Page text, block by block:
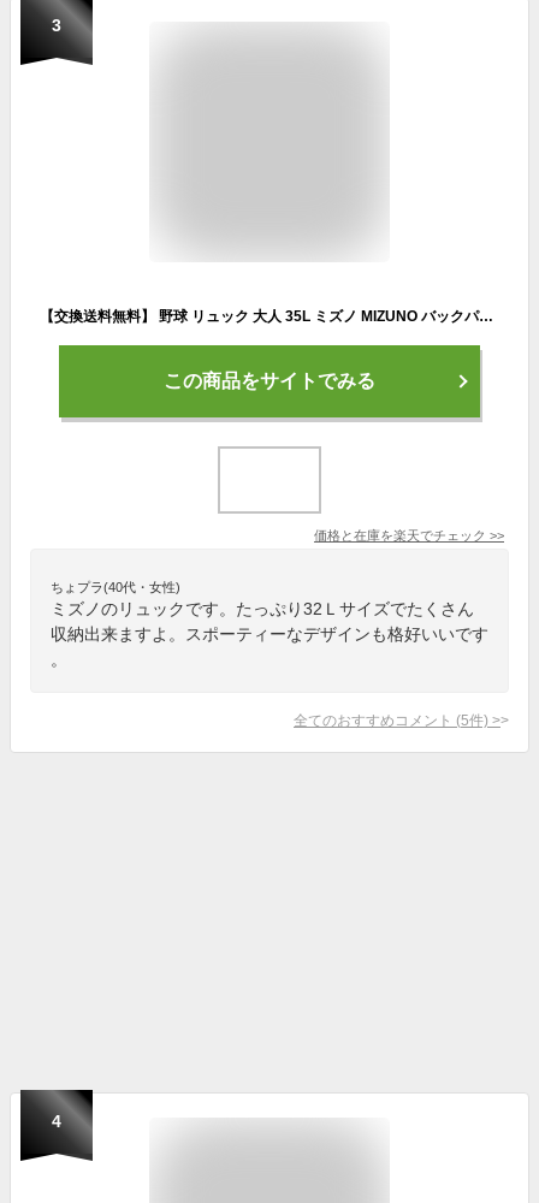
3
【交換送料無料】 野球 リュック 大人 35L ミズノ MIZUNO バックパック 大容量 リュックサック デイパック バッグ 1FJDB020 野球バッグ バッグ刺繍有料可(B) 【365日あす楽対応】 楽天スーパーSALE RakutenスーパーSALE
この商品をサイトでみる
価格と在庫を楽天でチェック >>
ちょプラ(40代・女性)
ミズノのリュックです。たっぷり32Ｌサイズでたくさん
収納出来ますよ。スポーティーなデザインも格好いいです
。
全てのおすすめコメント (5件) >
4